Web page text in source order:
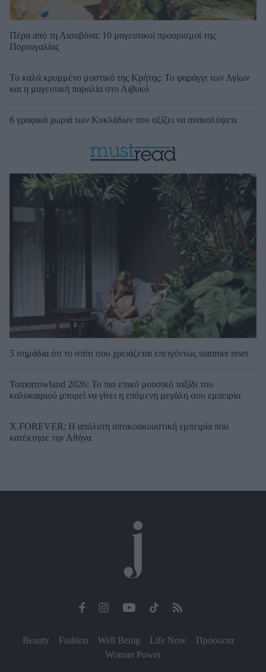
Πέρα από τη Λισαβόνα: 10 μαγευτικοί προορισμοί της
Πορτογαλίας
Το καλά κρυμμένο μυστικό της Κρήτης: Το φαράγγι των Αγίων
και η μαγευτική παραλία στο Λιβυκό
6 γραφικά χωριά των Κυκλάδων που αξίζει να ανακαλύψετε
5 σημάδια ότι το σπίτι σου χρειάζεται επειγόντως summer reset
Tomorrowland 2026: Το πιο επικό μουσικό ταξίδι του
καλοκαιριού μπορεί να γίνει η επόμενη μεγάλη σου εμπειρία
X.FOREVER: Η απόλυτη οπτικοακουστική εμπειρία που
κατέκτησε την Αθήνα
Beauty Fashion Well Being Life Now
Πρόσωπα
Woman Power